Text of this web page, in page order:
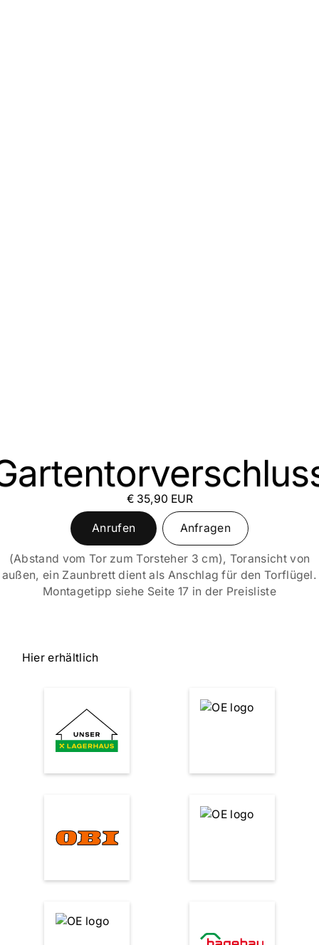
€ 35,90 EUR
Anrufen Anfragen
(Abstand vom Tor zum Torsteher 3 cm), Toransicht von
außen, ein Zaunbrett dient als Anschlag für den Torflügel.
Montagetipp siehe Seite 17 in der Preisliste
Hier erhältlich